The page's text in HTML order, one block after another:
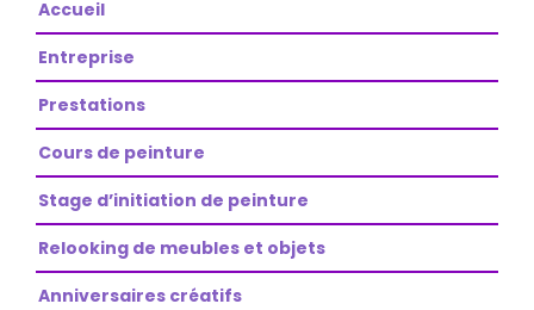
Accueil
Entreprise
Prestations
Cours de peinture
Stage d’initiation de peinture
Relooking de meubles et objets
Anniversaires créatifs